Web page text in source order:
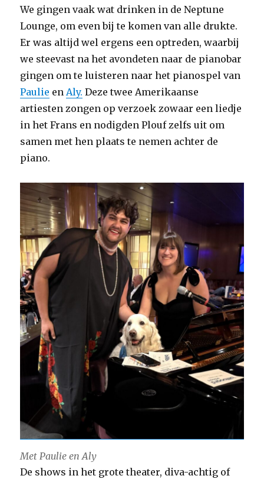
We gingen vaak wat drinken in de Neptune
Lounge, om even bij te komen van alle drukte.
Er was altijd wel ergens een optreden, waarbij
we steevast na het avondeten naar de pianobar
gingen om te luisteren naar het pianospel van
Paulie en Aly. Deze twee Amerikaanse
artiesten zongen op verzoek zowaar een liedje
in het Frans en nodigden Plouf zelfs uit om
samen met hen plaats te nemen achter de
piano.
Met Paulie en Aly
De shows in het grote theater, diva-achtig of